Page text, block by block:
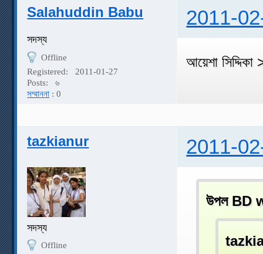
Salahuddin Babu 2011-
সদস্য
Offline
Registered:
2011-01-27
Posts:
৬
সম্মাননা : 0
আয়েশা
tazkianur 2011-
সদস্য
Offline
উপল BD